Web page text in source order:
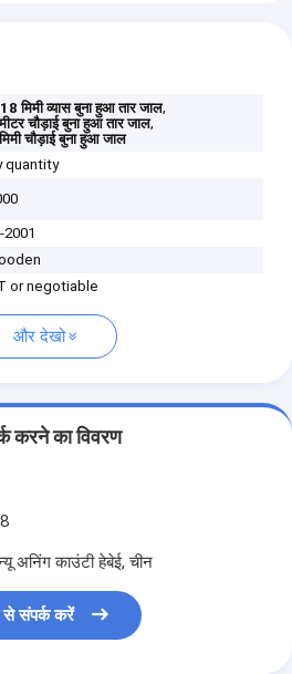
मिमी व्यास बुना हुआ तार जाल,
चौड़ाई बुना हुआ तार जाल,
चौड़ाई बुना हुआ जाल
quantity
2001
or negotiable
और देखो
करने का विवरण
अनिंग काउंटी हेबेई, चीन
संपर्क करें